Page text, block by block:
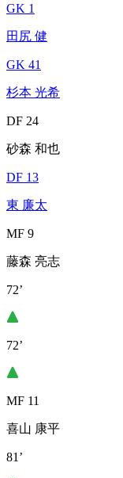
GK 1
田尻 健
GK 41
杉本 光希
DF 24
砂森 和也
DF 13
東 廉太
MF 9
藤森 亮志
72’
72’
MF 11
喜山 康平
81’